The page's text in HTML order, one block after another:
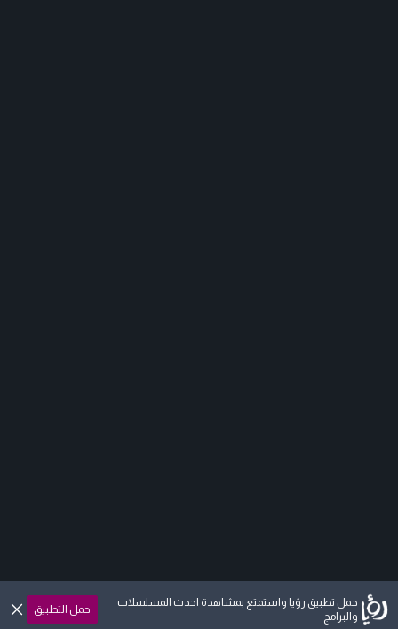
حمل تطبيق رؤيا واستمتع بمشاهدة احدث المسلسلات
والبرامج
حمل التطبيق